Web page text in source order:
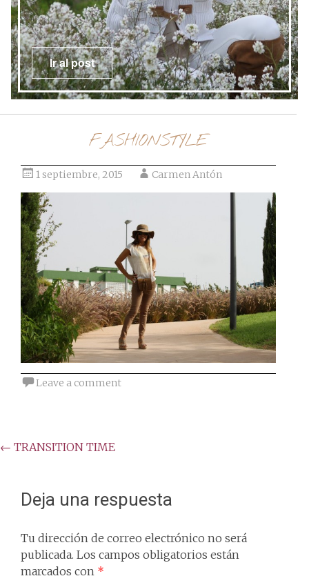
Ir al post
FASHIONSTYLE
1 septiembre, 2015 Carmen Antón
Leave a comment
Post
← TRANSITION TIME
Deja una respuesta
Tu dirección de correo electrónico no será
publicada. Los campos obligatorios están
marcados con *